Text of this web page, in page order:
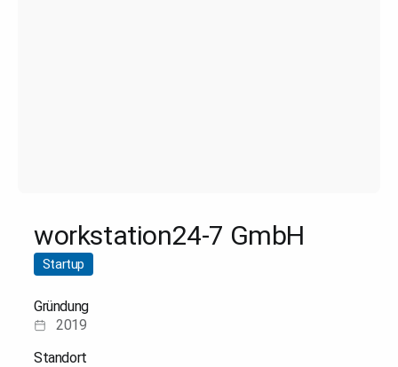
workstation24-7 GmbH
Startup
Gründung
2019
Standort